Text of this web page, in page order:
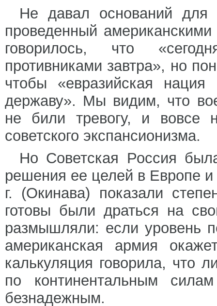
Не давал оснований для
проведенный
говорилось, что
противниками завтра», но
чтобы «евразийская
державу». Мы видим, что
не били тревогу, и вовсе
советского экспансионизма.
Но Советская Россия
решения ее целей в Европе
г. (Окинава) показали
готовы были драться на
размышляли: если уровень
американская армия
калькуляция говорила, что
по континентальным
безнадежным.